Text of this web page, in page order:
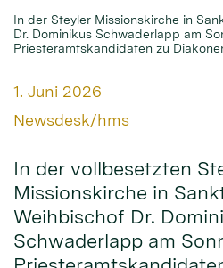
In der Steyler Missionskirche in
Dr. Dominikus Schwaderlapp am
Priesteramtskandidaten zu
Datum:
1. Juni 2026
Von:
Newsdesk/hms
In der vollbesetzten
Missionskirche in
Weihbischof Dr.
Schwaderlapp am